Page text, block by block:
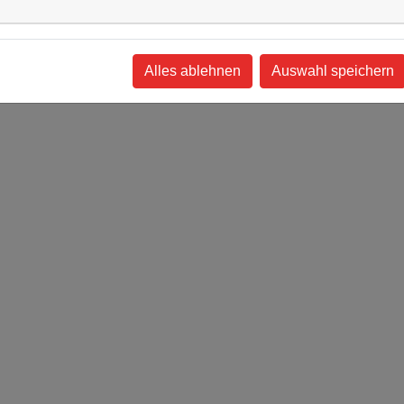
Alles ablehnen Auswahl speichern